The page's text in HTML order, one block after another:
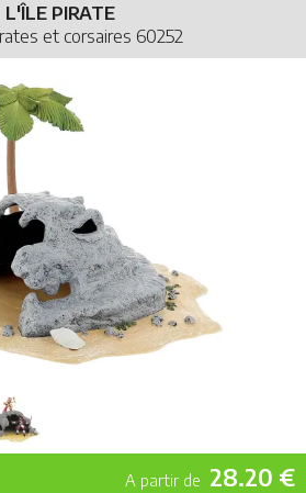
L'ÎLE PIRATE
et corsaires 60252
28.20 €